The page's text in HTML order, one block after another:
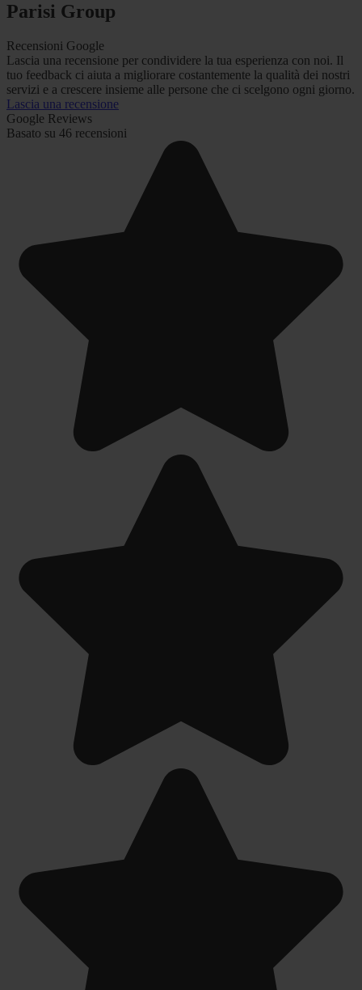
Parisi Group
Recensioni Google
Lascia una recensione per condividere la tua esperienza con noi. Il
tuo feedback ci aiuta a migliorare costantemente la qualità dei nostri
servizi e a crescere insieme alle persone che ci scelgono ogni giorno.
Lascia una recensione
Google Reviews
Basato su 46 recensioni